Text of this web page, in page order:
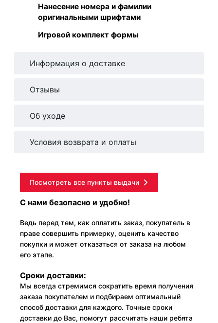
Нанесение номера и фамилии
оригинальными шрифтами
Игровой комплект формы
Информация о доставке
Отзывы
Об уходе
Условия возврата и оплаты
Посмотреть все пункты выдачи
С нами безопасно и удобно!
Ведь перед тем, как оплатить заказ, покупатель в
праве совершить примерку, оценить качество
покупки и может отказаться от заказа на любом
его этапе.
Сроки доставки:
Мы всегда стремимся сократить время получения
заказа покупателем и подбираем оптимальный
способ доставки для каждого. Точные сроки
доставки до Вас, помогут рассчитать наши ребята